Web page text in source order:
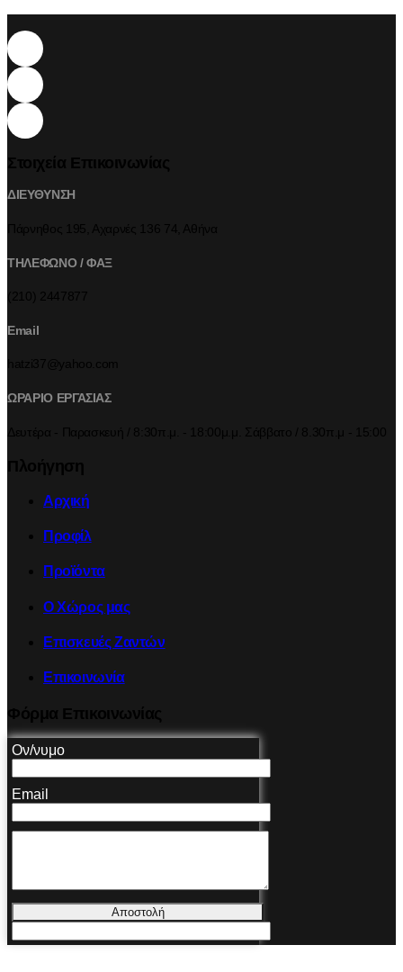
ΔΙΕΥΘΥΝΣΗ
ΤΗΛΕΦΩΝΟ / ΦΑΞ
Email
ΩΡΑΡΙΟ ΕΡΓΑΣΙΑΣ
Αρχική
Προφίλ
Προϊόντα
Ο Χώρος μας
Επισκευές Ζαντών
Επικοινωνία
Ον/νυμο
Email
Αποστολή